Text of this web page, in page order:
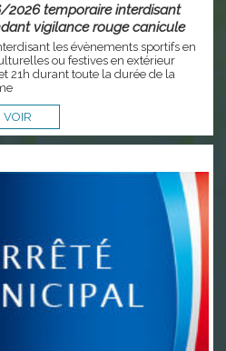
temporaire interdisant
vigilance rouge canicule
les évènements sportifs en
ou festives en extérieur
21h durant toute la durée de la
VOIR